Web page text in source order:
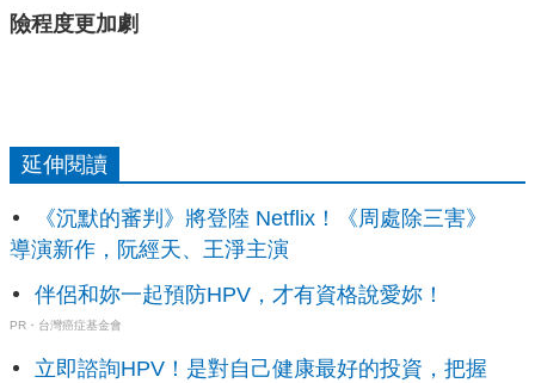
險程度更加劇
延伸閱讀
《沉默的審判》將登陸 Netflix！《周處除三害》
導演新作，阮經天、王淨主演
伴侶和妳一起預防HPV，才有資格說愛妳！
PR・台灣癌症基金會
立即諮詢HPV！是對自己健康最好的投資，把握